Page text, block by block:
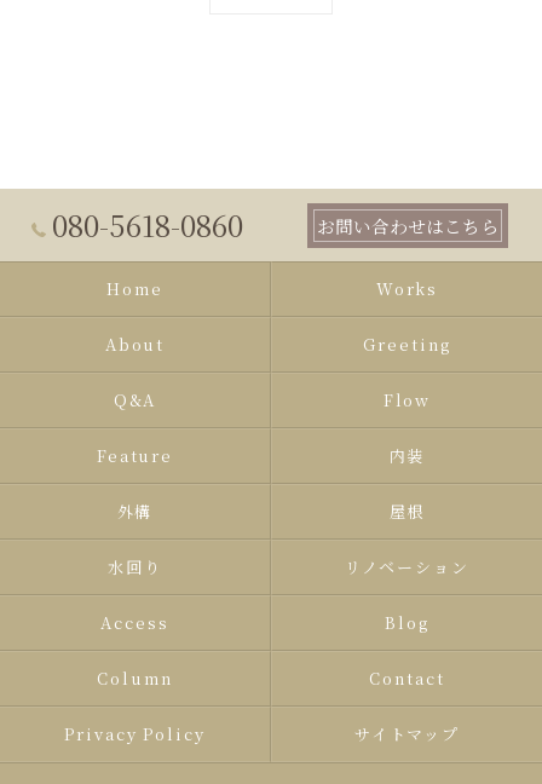
080-5618-0860 お問い合わせはこちら
Home Works
About Greeting
Q&A Flow
Feature 内装
外構 屋根
水回り リノベーション
Access Blog
Column Contact
Privacy Policy サイトマップ